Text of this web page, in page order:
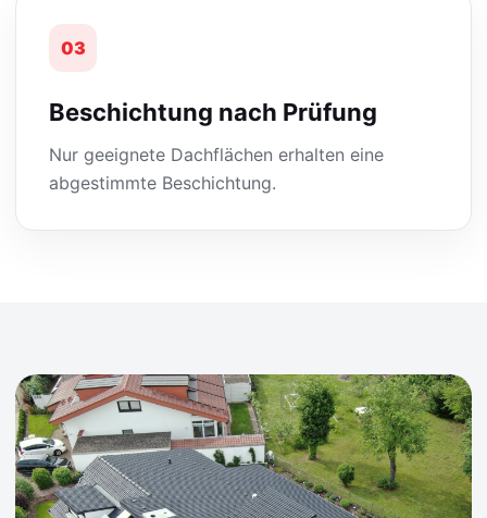
03
Beschichtung nach Prüfung
Nur geeignete Dachflächen erhalten eine
abgestimmte Beschichtung.